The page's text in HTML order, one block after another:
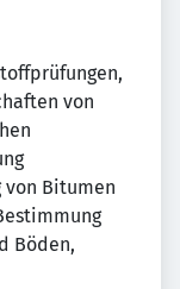
von
Bitumen
Böden,